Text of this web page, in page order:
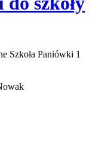
Szkoła Paniówki 1